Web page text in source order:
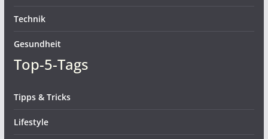
Technik
Gesundheit
Top-5-Tags
Tipps & Tricks
Lifestyle